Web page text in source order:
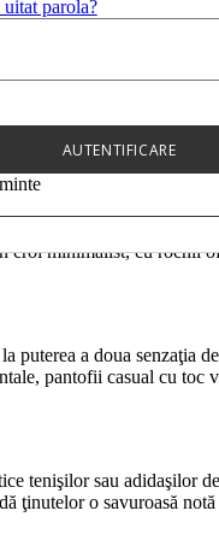
parola?
AUTENTIFICARE
binom cromatic.
al nonculorilor alb/negru,
modelul pantofilor casual
şi pot fi un ingredient
croi minimalist, cu rochii
puterea a doua senzaţia
pantofii casual cu toc
tenişilor sau adidaşilor
ţinutelor o savuroasă